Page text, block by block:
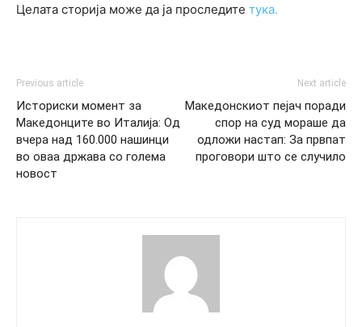
Целата сторија може да ја проследите тука.
Previous article
Историски момент за
Македонците во Италија: Од
вчера над 160.000 нашинци
во оваа држава со голема
новост
Next article
Македонскиот пејач поради
спор на суд мораше да
одложи настап: За првпат
проговори што се случило